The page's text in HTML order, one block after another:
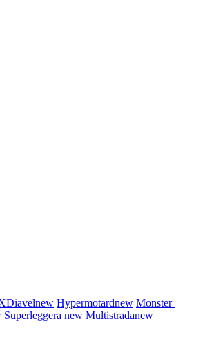
new Hypermotardnew Monster
Superleggera new Multistradanew